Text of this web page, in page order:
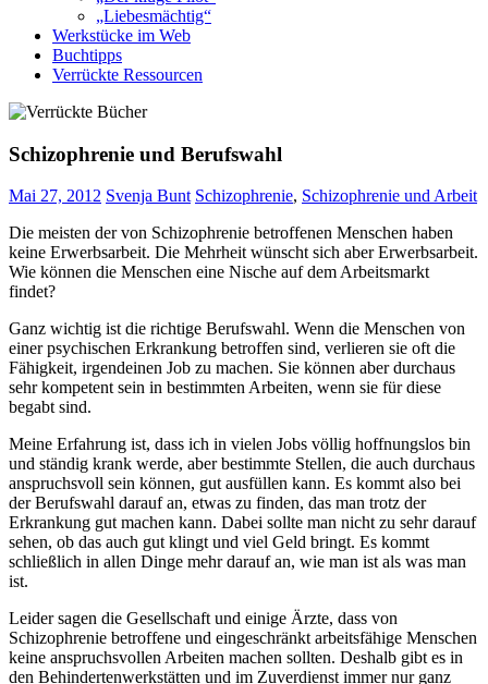
„Liebesmächtig“
Werkstücke im Web
Buchtipps
Verrückte Ressourcen
Schizophrenie und Berufswahl
Mai 27, 2012 Svenja Bunt Schizophrenie, Schizophrenie und Arbeit
Die meisten der von Schizophrenie betroffenen Menschen haben
keine Erwerbsarbeit. Die Mehrheit wünscht sich aber Erwerbsarbeit.
Wie können die Menschen eine Nische auf dem Arbeitsmarkt
findet?
Ganz wichtig ist die richtige Berufswahl. Wenn die Menschen von
einer psychischen Erkrankung betroffen sind, verlieren sie oft die
Fähigkeit, irgendeinen Job zu machen. Sie können aber durchaus
sehr kompetent sein in bestimmten Arbeiten, wenn sie für diese
begabt sind.
Meine Erfahrung ist, dass ich in vielen Jobs völlig hoffnungslos bin
und ständig krank werde, aber bestimmte Stellen, die auch durchaus
anspruchsvoll sein können, gut ausfüllen kann. Es kommt also bei
der Berufswahl darauf an, etwas zu finden, das man trotz der
Erkrankung gut machen kann. Dabei sollte man nicht zu sehr darauf
sehen, ob das auch gut klingt und viel Geld bringt. Es kommt
schließlich in allen Dinge mehr darauf an, wie man ist als was man
ist.
Leider sagen die Gesellschaft und einige Ärzte, dass von
Schizophrenie betroffene und eingeschränkt arbeitsfähige Menschen
keine anspruchsvollen Arbeiten machen sollten. Deshalb gibt es in
den Behindertenwerkstätten und im Zuverdienst immer nur ganz